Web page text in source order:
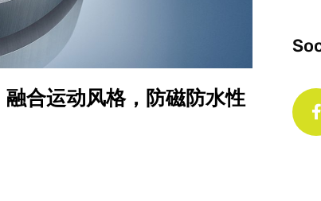
合运动风格，防磁防水性
c